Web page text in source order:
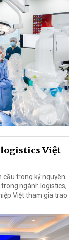
logistics Việt
cầu trong kỷ nguyên
ngành logistics,
Việt tham gia trao